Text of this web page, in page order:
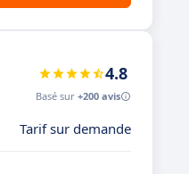
4.8
Basé sur +200 avis
Tarif sur demande